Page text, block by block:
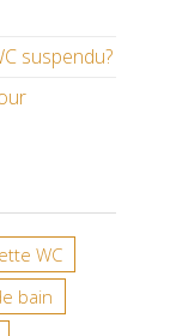
suspendu?
WC
bain